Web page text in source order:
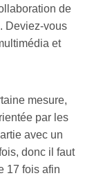
de
Deviez-vous
et
mesure,
par les
avec un
donc il faut
17 fois afin